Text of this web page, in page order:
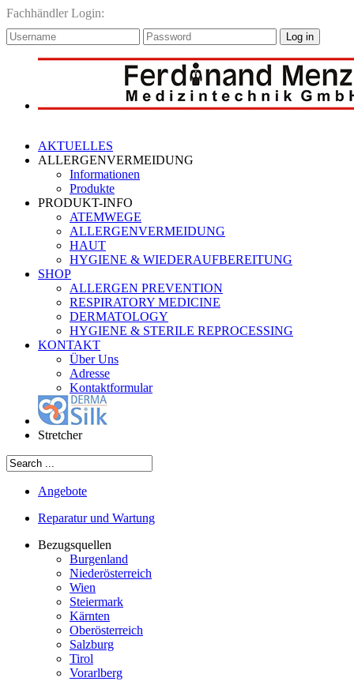
Fachhändler Login:
Log in
AKTUELLES
ALLERGENVERMEIDUNG
Informationen
Produkte
PRODUKT-INFO
ATEMWEGE
ALLERGENVERMEIDUNG
HAUT
HYGIENE & WIEDERAUFBEREITUNG
SHOP
ALLERGEN PREVENTION
RESPIRATORY MEDICINE
DERMATOLOGY
HYGIENE & STERILE REPROCESSING
KONTAKT
Über Uns
Adresse
Kontaktformular
Stretcher
Angebote
Reparatur und Wartung
Bezugsquellen
Burgenland
Niederösterreich
Wien
Steiermark
Kärnten
Oberösterreich
Salzburg
Tirol
Vorarlberg